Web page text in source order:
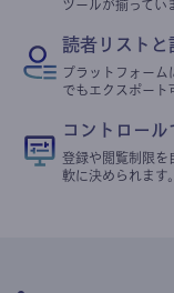
ツールが揃ってい
読者リストと
プラットフォー
でもエクスポート
コントロール
登録や閲覧制限を
軟に決められます。